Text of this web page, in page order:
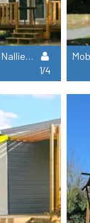
Mobil Home Confort Nalliers - 2 Chambres
1/4